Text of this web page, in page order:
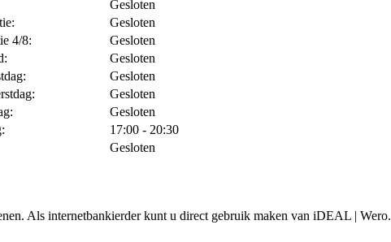
Gesloten
Gesloten
4/8:
Gesloten
Gesloten
Gesloten
Gesloten
Gesloten
17:00 - 20:30
Gesloten
Als internetbankierder kunt u direct gebruik maken van iDEAL | Wero.